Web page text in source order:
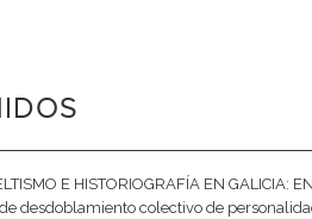
E HISTORIOGRAFÍA EN GALICIA:
desdoblamiento colectivo de